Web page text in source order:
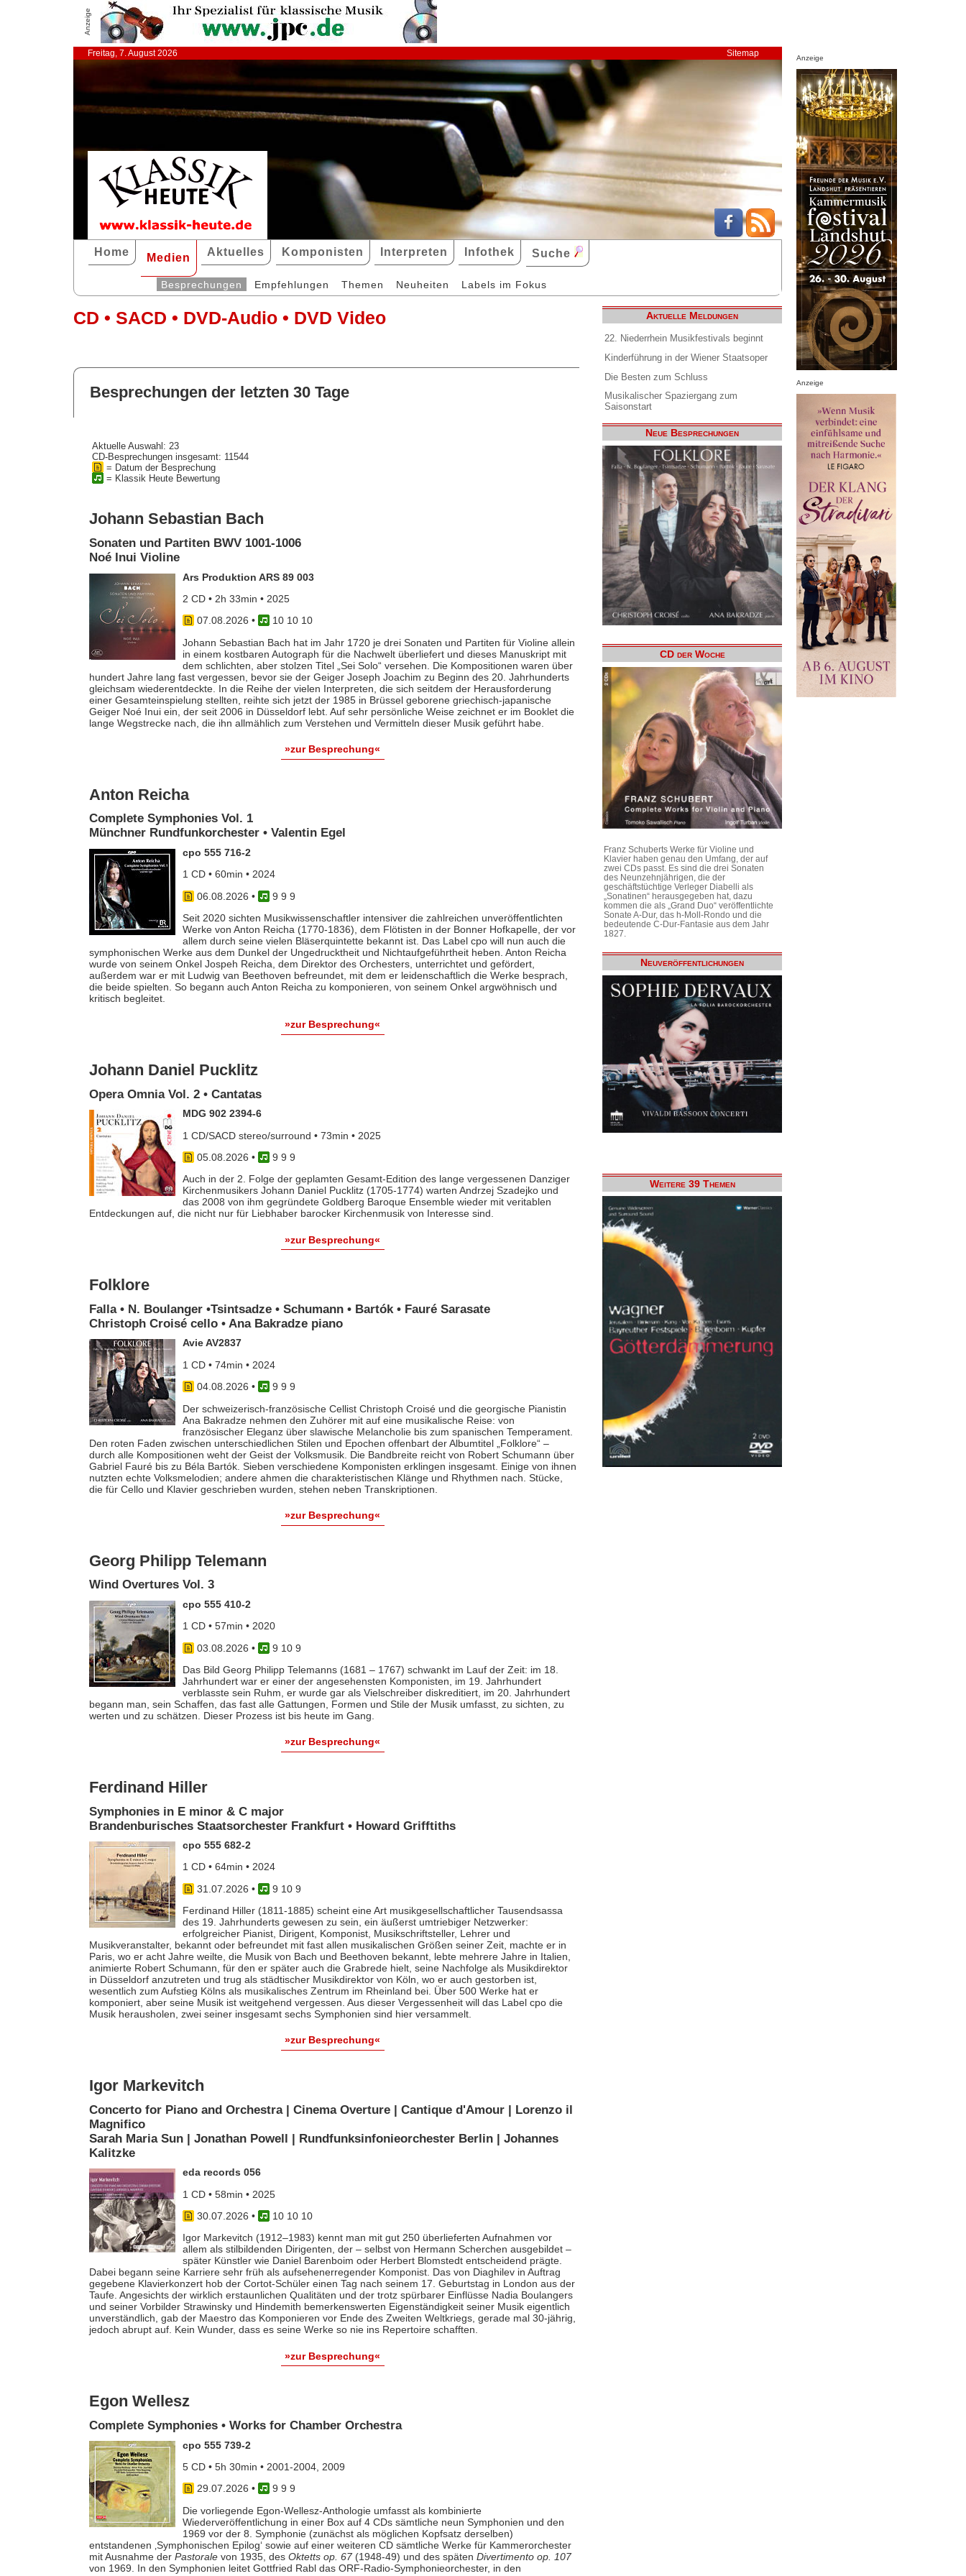
Anzeige
Freitag, 7. August 2026 Sitemap
Home Medien Aktuelles Komponisten Interpreten Infothek Suche
Besprechungen Empfehlungen Themen Neuheiten Labels im Fokus
CD • SACD • DVD-Audio • DVD Video
Besprechungen der letzten 30 Tage
Aktuelle Auswahl: 23
CD-Besprechungen insgesamt: 11544
= Datum der Besprechung
= Klassik Heute Bewertung
Johann Sebastian Bach
Sonaten und Partiten BWV 1001-1006
Noé Inui Violine
Ars Produktion ARS 89 003
2 CD • 2h 33min • 2025
07.08.2026 •
10 10 10
Johann Sebastian Bach hat im Jahr 1720 je drei Sonaten und Partiten für Violine allein
in einem kostbaren Autograph für die Nachwelt überliefert und dieses Manuskript mit
dem schlichten, aber stolzen Titel „Sei Solo“ versehen. Die Kompositionen waren über
hundert Jahre lang fast vergessen, bevor sie der Geiger Joseph Joachim zu Beginn des 20. Jahrhunderts
gleichsam wiederentdeckte. In die Reihe der vielen Interpreten, die sich seitdem der Herausforderung
einer Gesamteinspielung stellten, reihte sich jetzt der 1985 in Brüssel geborene griechisch-japanische
Geiger Noé Inui ein, der seit 2006 in Düsseldorf lebt. Auf sehr persönliche Weise zeichnet er im Booklet die
lange Wegstrecke nach, die ihn allmählich zum Verstehen und Vermitteln dieser Musik geführt habe.
»zur Besprechung«
Anton Reicha
Complete Symphonies Vol. 1
Münchner Rundfunkorchester • Valentin Egel
cpo 555 716-2
1 CD • 60min • 2024
06.08.2026 •
9 9 9
Seit 2020 sichten Musikwissenschaftler intensiver die zahlreichen unveröffentlichten
Werke von Anton Reicha (1770-1836), dem Flötisten in der Bonner Hofkapelle, der vor
allem durch seine vielen Bläserquintette bekannt ist. Das Label cpo will nun auch die
symphonischen Werke aus dem Dunkel der Ungedrucktheit und Nichtaufgeführtheit heben. Anton Reicha
wurde von seinem Onkel Jospeh Reicha, dem Direktor des Orchesters, unterrichtet und gefördert,
außerdem war er mit Ludwig van Beethoven befreundet, mit dem er leidenschaftlich die Werke besprach,
die beide spielten. So begann auch Anton Reicha zu komponieren, von seinem Onkel argwöhnisch und
kritisch begleitet.
»zur Besprechung«
Johann Daniel Pucklitz
Opera Omnia Vol. 2 • Cantatas
MDG 902 2394-6
1 CD/SACD stereo/surround • 73min • 2025
05.08.2026 •
9 9 9
Auch in der 2. Folge der geplamten Gesamt-Edition des lange vergessenen Danziger
Kirchenmusikers Johann Daniel Pucklitz (1705-1774) warten Andrzej Szadejko und
das 2008 von ihm gegründete Goldberg Baroque Ensemble wieder mit veritablen
Entdeckungen auf, die nicht nur für Liebhaber barocker Kirchenmusik von Interesse sind.
»zur Besprechung«
Folklore
Falla • N. Boulanger •Tsintsadze • Schumann • Bartók • Fauré Sarasate
Christoph Croisé cello • Ana Bakradze piano
Avie AV2837
1 CD • 74min • 2024
04.08.2026 •
9 9 9
Der schweizerisch-französische Cellist Christoph Croisé und die georgische Pianistin
Ana Bakradze nehmen den Zuhörer mit auf eine musikalische Reise: von
französischer Eleganz über slawische Melancholie bis zum spanischen Temperament.
Den roten Faden zwischen unterschiedlichen Stilen und Epochen offenbart der Albumtitel „Folklore“ –
durch alle Kompositionen weht der Geist der Volksmusik. Die Bandbreite reicht von Robert Schumann über
Gabriel Fauré bis zu Béla Bartók. Sieben verschiedene Komponisten erklingen insgesamt. Einige von ihnen
nutzten echte Volksmelodien; andere ahmen die charakteristischen Klänge und Rhythmen nach. Stücke,
die für Cello und Klavier geschrieben wurden, stehen neben Transkriptionen.
»zur Besprechung«
Georg Philipp Telemann
Wind Overtures Vol. 3
cpo 555 410-2
1 CD • 57min • 2020
03.08.2026 •
9 10 9
Das Bild Georg Philipp Telemanns (1681 – 1767) schwankt im Lauf der Zeit: im 18.
Jahrhundert war er einer der angesehensten Komponisten, im 19. Jahrhundert
verblasste sein Ruhm, er wurde gar als Vielschreiber diskreditiert, im 20. Jahrhundert
begann man, sein Schaffen, das fast alle Gattungen, Formen und Stile der Musik umfasst, zu sichten, zu
werten und zu schätzen. Dieser Prozess ist bis heute im Gang.
»zur Besprechung«
Ferdinand Hiller
Symphonies in E minor & C major
Brandenburisches Staatsorchester Frankfurt • Howard Grifftiths
cpo 555 682-2
1 CD • 64min • 2024
31.07.2026 •
9 10 9
Ferdinand Hiller (1811-1885) scheint eine Art musikgesellschaftlicher Tausendsassa
des 19. Jahrhunderts gewesen zu sein, ein äußerst umtriebiger Netzwerker:
erfolgreicher Pianist, Dirigent, Komponist, Musikschriftsteller, Lehrer und
Musikveranstalter, bekannt oder befreundet mit fast allen musikalischen Größen seiner Zeit, machte er in
Paris, wo er acht Jahre weilte, die Musik von Bach und Beethoven bekannt, lebte mehrere Jahre in Italien,
animierte Robert Schumann, für den er später auch die Grabrede hielt, seine Nachfolge als Musikdirektor
in Düsseldorf anzutreten und trug als städtischer Musikdirektor von Köln, wo er auch gestorben ist,
wesentlich zum Aufstieg Kölns als musikalisches Zentrum im Rheinland bei. Über 500 Werke hat er
komponiert, aber seine Musik ist weitgehend vergessen. Aus dieser Vergessenheit will das Label cpo die
Musik herausholen, zwei seiner insgesamt sechs Symphonien sind hier versammelt.
»zur Besprechung«
Igor Markevitch
Concerto for Piano and Orchestra | Cinema Overture | Cantique d'Amour | Lorenzo il
Magnifico
Sarah Maria Sun | Jonathan Powell | Rundfunksinfonieorchester Berlin | Johannes
Kalitzke
eda records 056
1 CD • 58min • 2025
30.07.2026 •
10 10 10
Igor Markevitch (1912–1983) kennt man mit gut 250 überlieferten Aufnahmen vor
allem als stilbildenden Dirigenten, der – selbst von Hermann Scherchen ausgebildet –
später Künstler wie Daniel Barenboim oder Herbert Blomstedt entscheidend prägte.
Dabei begann seine Karriere sehr früh als aufsehenerregender Komponist. Das von Diaghilev in Auftrag
gegebene Klavierkonzert hob der Cortot-Schüler einen Tag nach seinem 17. Geburtstag in London aus der
Taufe. Angesichts der wirklich erstaunlichen Qualitäten und der trotz spürbarer Einflüsse Nadia Boulangers
und seiner Vorbilder Strawinsky und Hindemith bemerkenswerten Eigenständigkeit seiner Musik eigentlich
unverständlich, gab der Maestro das Komponieren vor Ende des Zweiten Weltkriegs, gerade mal 30-jährig,
jedoch abrupt auf. Kein Wunder, dass es seine Werke so nie ins Repertoire schafften.
»zur Besprechung«
Egon Wellesz
Complete Symphonies • Works for Chamber Orchestra
cpo 555 739-2
5 CD • 5h 30min • 2001-2004, 2009
29.07.2026 •
9 9 9
Die vorliegende Egon-Wellesz-Anthologie umfasst als kombinierte
Wiederveröffentlichung in einer Box auf 4 CDs sämtliche neun Symphonien und den
1969 vor der 8. Symphonie (zunächst als möglichen Kopfsatz derselben)
entstandenen ‚Symphonischen Epilog‘ sowie auf einer weiteren CD sämtliche Werke für Kammerorchester
mit Ausnahme der Pastoralevon 1935, des Oktetts op. 67(1948-49) und des späten Divertimento op. 107
von 1969. In den Symphonien leitet Gottfried Rabl das ORF-Radio-Symphonieorchester, in den
Aktuelle Meldungen
22. Niederrhein Musikfestivals beginnt
Kinderführung in der Wiener Staatsoper
Die Besten zum Schluss
Musikalischer Spaziergang zum
Saisonstart
Neue Besprechungen
CD der Woche
Franz Schuberts Werke für Violine und
Klavier haben genau den Umfang, der auf
zwei CDs passt. Es sind die drei Sonaten
des Neunzehnjährigen, die der
geschäftstüchtige Verleger Diabelli als
„Sonatinen“ herausgegeben hat, dazu
kommen die als „Grand Duo“ veröffentlichte
Sonate A-Dur, das h-Moll-Rondo und die
bedeutende C-Dur-Fantasie aus dem Jahr
1827.
Neuveröffentlichungen
Weitere 39 Themen
Anzeige
Anzeige